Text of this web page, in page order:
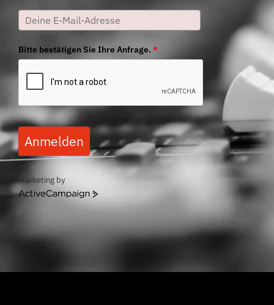
Bitte bestätigen Sie Ihre Anfrage. *
Anmelden
Marketing by
ActiveCampaign